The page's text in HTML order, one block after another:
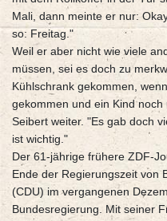
Mali, dann meinte er nur:
so: Freitag."
Weil er aber nicht wie viele
müssen, sei es doch zu
Kühlschrank gekommen,
gekommen und ein Kind
Seibert weiter. "Es gab doch
ist wichtig."
Der 61-jährige frühere ZDF-
Ende der Regierungszeit von
(CDU) im vergangenen
Bundesregierung. Mit seiner